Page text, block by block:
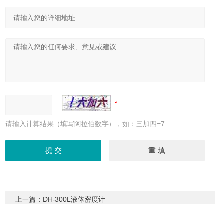
请输入计算结果（填写阿拉伯数字），如：三加四=7
上一篇： DH-300L液体密度计